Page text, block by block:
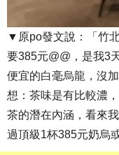
▼原po發文說：「竹
要385元@@，是我3
便宜的白毫烏龍，沒
想：茶味是有比較濃
茶的潛在內涵，看來
過頂級1杯385元奶烏